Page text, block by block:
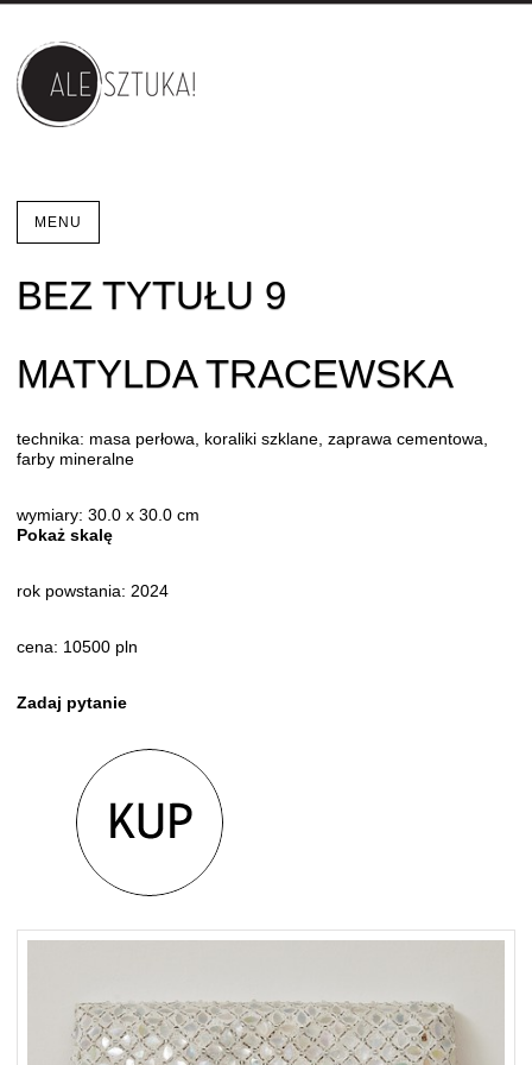
MENU
BEZ TYTUŁU 9
MATYLDA TRACEWSKA
technika: masa perłowa, koraliki szklane, zaprawa cementowa,
farby mineralne
wymiary: 30.0 x 30.0 cm
Pokaż skalę
rok powstania: 2024
cena: 10500 pln
Zadaj pytanie